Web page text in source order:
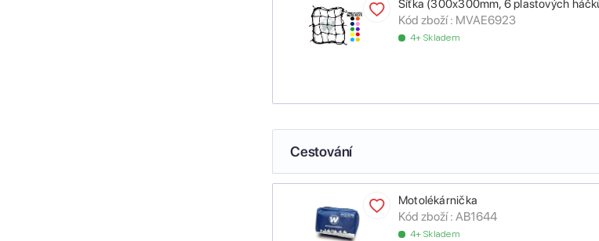
Síťka (300x300mm, 6 plastových
Kód zboží : MVAE6923
4+ Skladem
Cestování
Motolékárnička
Kód zboží : AB1644
4+ Skladem